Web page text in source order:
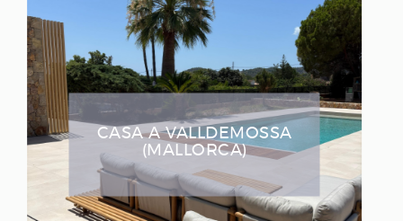
RESTAURANT A GRANADA